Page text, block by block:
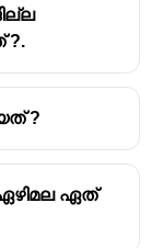
?.
?
ഏത്